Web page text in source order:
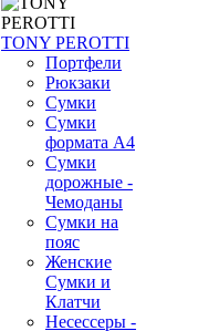
TONY PEROTTI
Портфели
Рюкзаки
Сумки
Сумки
формата А4
Сумки
дорожные -
Чемоданы
Сумки на
пояс
Женские
Сумки и
Клатчи
Несессеры -